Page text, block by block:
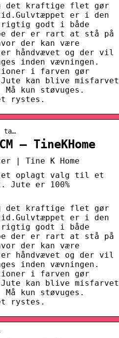
det kraftige flet gør
er i den
rigtig godt i både
der er rart at stå på
der kan være
håndvævet og der vil
inden vævningen.
i farven gør
kan blive misfarvet
kun støvuges.
rystes.
ta…
– TineKHome
| Tine K Home
et oplagt valg til et
Jute er 100%
det kraftige flet gør
er i den
rigtig godt i både
der er rart at stå på
der kan være
håndvævet og der vil
inden vævningen.
i farven gør
kan blive misfarvet
kun støvuges.
rystes.